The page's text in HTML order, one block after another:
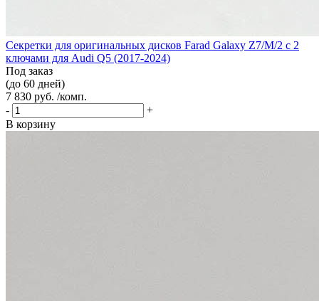
Секретки для оригинальных дисков Farad Galaxy Z7/M/2 с 2
ключами для Audi Q5 (2017-2024)
Под заказ
(до 60 дней)
7 830 руб. /комп.
-
+
В корзину